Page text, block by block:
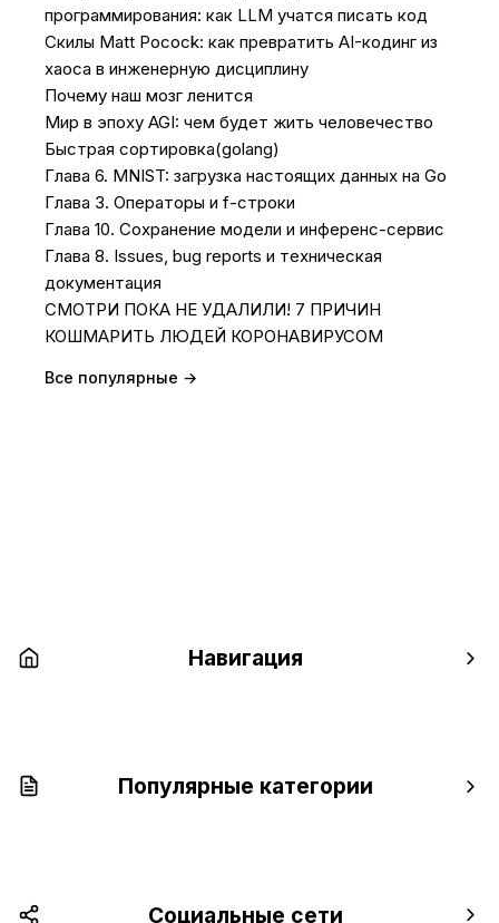
программирования: как LLM учатся писать код
Скилы Matt Pocock: как превратить AI-кодинг из
хаоса в инженерную дисциплину
Почему наш мозг ленится
Мир в эпоху AGI: чем будет жить человечество
Быстрая сортировка(golang)
Глава 6. MNIST: загрузка настоящих данных на Go
Глава 3. Операторы и f-строки
Глава 10. Сохранение модели и инференс-сервис
Глава 8. Issues, bug reports и техническая
документация
СМОТРИ ПОКА НЕ УДАЛИЛИ! 7 ПРИЧИН
КОШМАРИТЬ ЛЮДЕЙ КОРОНАВИРУСОМ
Все популярные →
Навигация
Популярные категории
Социальные сети